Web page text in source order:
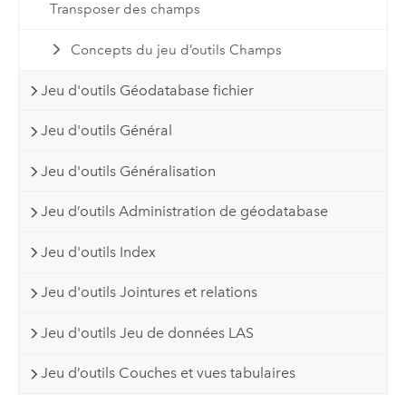
Transposer des champs
Concepts du jeu d’outils Champs
Jeu d'outils Géodatabase fichier
Jeu d'outils Général
Jeu d'outils Généralisation
Jeu d’outils Administration de géodatabase
Jeu d'outils Index
Jeu d'outils Jointures et relations
Jeu d'outils Jeu de données LAS
Jeu d’outils Couches et vues tabulaires